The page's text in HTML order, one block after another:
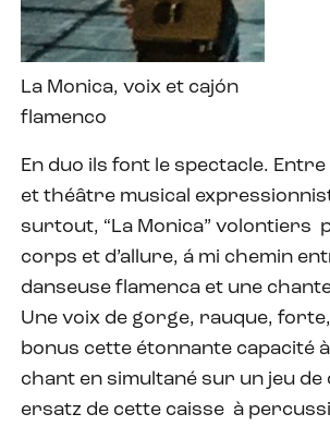
La Monica, voix et cajón
flamenco
En duo ils font le spectacle.
et théâtre musical
surtout, “La Monica” volontiers
corps et d’allure, á mi chemin
danseuse flamenca et une
Une voix de gorge, rauque,
bonus cette étonnante capacité
chant en simultané sur un jeu de
ersatz de cette caisse à